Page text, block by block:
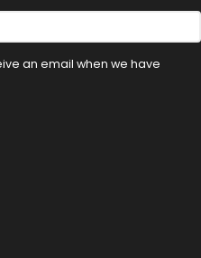
an email when we have